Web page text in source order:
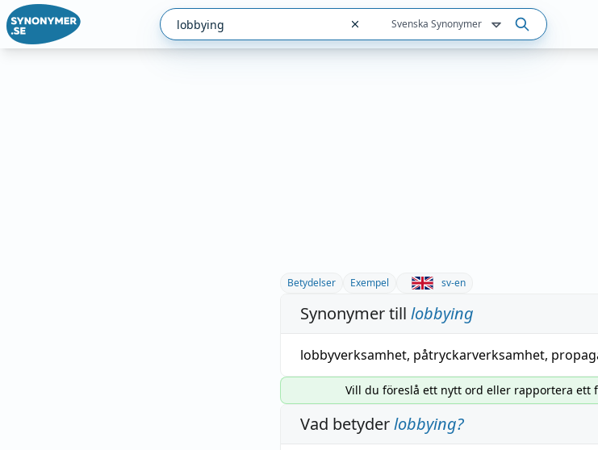
Svenska Synonymer
Betydelser Exempel sv-en
Synonymer till lobbying
lobbyverksamhet, påtryckarverksamhet,
Vill du föreslå ett nytt ord eller rapportera ett
Vad betyderlobbying?